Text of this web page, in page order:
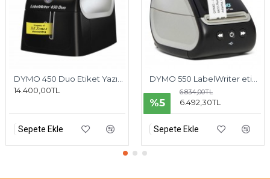
14.400,00TL
Sepete Ekle
%5
6.834,00TL
6.492,30TL
Sepete Ekle